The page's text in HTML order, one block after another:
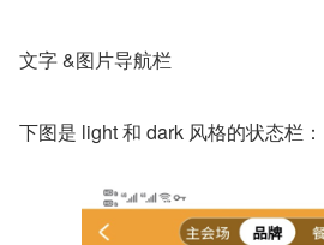
文字 &图片导航栏
下图是 light 和 dark 风格的状态栏：